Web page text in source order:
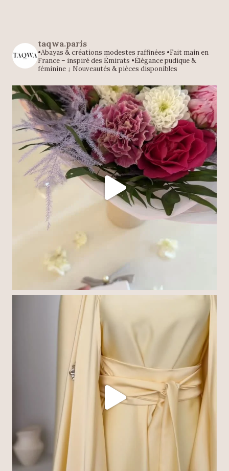
taqwa.paris
•Abayas & créations modestes raffinées •Fait main en
France – inspiré des Émirats •Élégance pudique &
féminine ↓ Nouveautés & pièces disponibles